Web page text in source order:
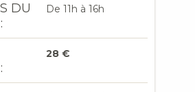
DU
De 11h à 16h
28 €